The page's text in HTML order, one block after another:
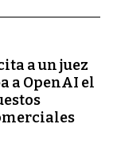
a un juez
a OpenAI el